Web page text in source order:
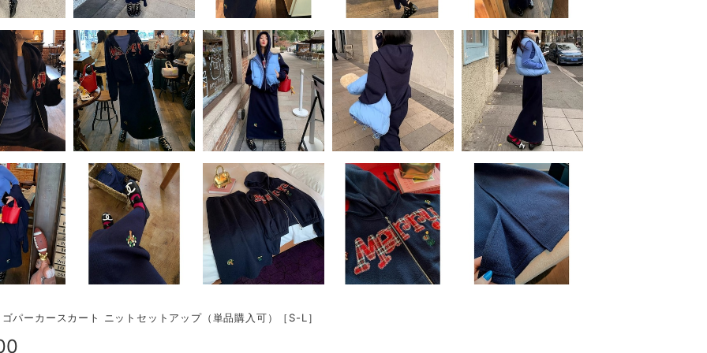
パーカースカート ニットセットアップ（単品購入可）［S-L］